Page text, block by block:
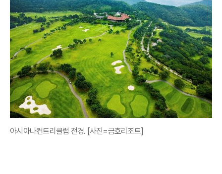
아시아나컨트리클럽 전경. [사진=금호리조트]